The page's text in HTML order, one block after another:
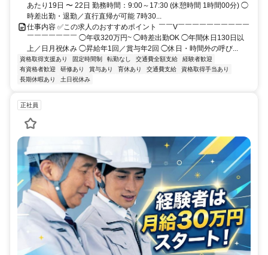
あたり19日 〜 22日 勤務時間：9:00～17:30 (休憩時間 1時間00分) ◯
時差出勤・退勤／直行直帰が可能 7時30...
仕事内容 ✅この求人のおすすめポイント ￣￣V￣￣￣￣￣￣￣￣￣￣
￣￣￣￣￣￣￣ ◯年収320万円~ ◯時差出勤OK ◯年間休日130日以
上／日月祝休み ◯昇給年1回／賞与年2回 ◯休日・時間外の呼び...
資格取得支援あり 固定時間制 転勤なし 交通費全額支給
経験者歓迎
有資格者歓迎
研修あり 賞与あり 育休あり 交通費支給
資格取得手当あり
長期休暇あり
土日祝休み
正社員